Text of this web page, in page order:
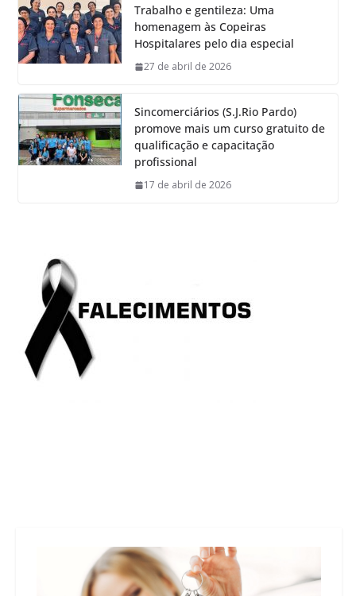
Trabalho e gentileza: Uma
homenagem às Copeiras
Hospitalares pelo dia especial
27 de abril de 2026
Sincomerciários (S.J.Rio Pardo)
promove mais um curso gratuito de
qualificação e capacitação
profissional
17 de abril de 2026